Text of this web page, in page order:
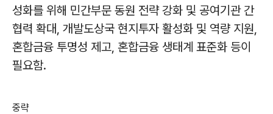
성화를 위해 민간부문 동원 전략 강화 및 공여기관 간
협력 확대, 개발도상국 현지투자 활성화 및 역량 지원,
혼합금융 투명성 제고, 혼합금융 생태계 표준화 등이
필요함.
중략